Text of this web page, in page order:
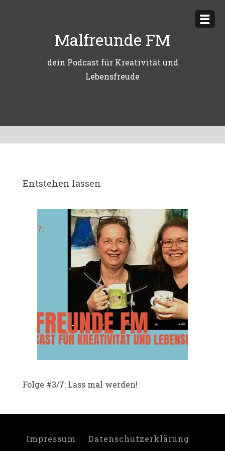
Malfreunde FM
dein Podcast für Kreativität und
Lebensfreude
Entstehen lassen
Folge #3/7: Lass mal werden!
Impressum Datenschutzerklärung